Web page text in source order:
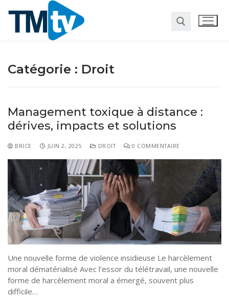
Habitat
Travaux
Pour la maison
Entreprise
Marketing
Finance
Transformation digitale
Société
Gastronomie
Tourisme
Santé-Beauté
Droit
Divers
Coronavirus
Catégorie : Droit
Management toxique à distance :
dérives, impacts et solutions
BRICE JUIN 2, 2025 DROIT 0 COMMENTAIRE
Une nouvelle forme de violence insidieuse Le harcèlement
moral dématérialisé Avec l’essor du télétravail, une nouvelle
forme de harcèlement moral a émergé, souvent plus
difficile…